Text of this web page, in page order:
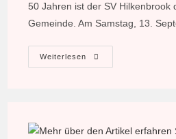
50 Jahren ist der SV Hilkenbrook
Gemeinde. Am Samstag, 13.
Weiterlesen
Vorbericht
Zum